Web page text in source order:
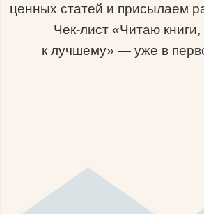
ценных статей и присылаем
Чек-лист «Читаю
к лучшему» — уже в